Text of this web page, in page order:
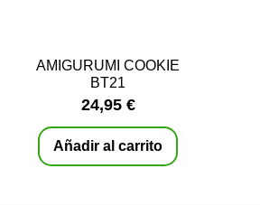
AMIGURUMI COOKIE
BT21
24,95 €
Añadir al carrito